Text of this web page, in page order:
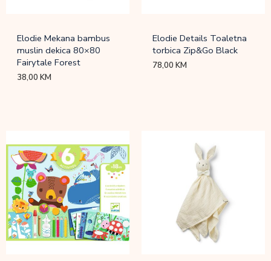
Elodie Mekana bambus
muslin dekica 80×80
Fairytale Forest
38,00KM
Elodie Details Toaletna
torbica Zip&Go Black
78,00KM